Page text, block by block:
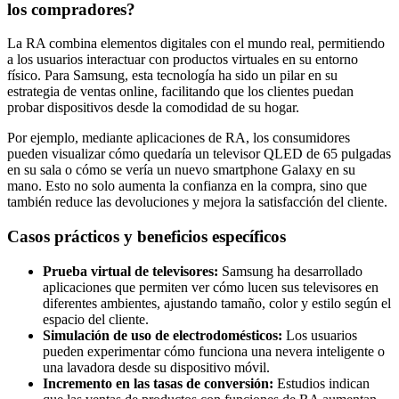
los compradores?
La RA combina elementos digitales con el mundo real, permitiendo
a los usuarios interactuar con productos virtuales en su entorno
físico. Para Samsung, esta tecnología ha sido un pilar en su
estrategia de ventas online, facilitando que los clientes puedan
probar dispositivos desde la comodidad de su hogar.
Por ejemplo, mediante aplicaciones de RA, los consumidores
pueden visualizar cómo quedaría un televisor QLED de 65 pulgadas
en su sala o cómo se vería un nuevo smartphone Galaxy en su
mano. Esto no solo aumenta la confianza en la compra, sino que
también reduce las devoluciones y mejora la satisfacción del cliente.
Casos prácticos y beneficios específicos
Prueba virtual de televisores: Samsung ha desarrollado
aplicaciones que permiten ver cómo lucen sus televisores en
diferentes ambientes, ajustando tamaño, color y estilo según el
espacio del cliente.
Simulación de uso de electrodomésticos: Los usuarios
pueden experimentar cómo funciona una nevera inteligente o
una lavadora desde su dispositivo móvil.
Incremento en las tasas de conversión: Estudios indican